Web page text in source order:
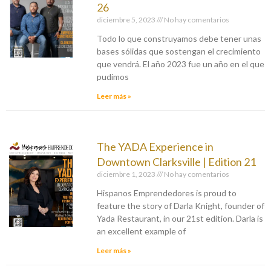
26
diciembre 5, 2023 No hay comentarios
Todo lo que construyamos debe tener unas
bases sólidas que sostengan el crecimiento
que vendrá. El año 2023 fue un año en el que
pudimos
Leer más »
The YADA Experience in
Downtown Clarksville | Edition 21
diciembre 1, 2023 No hay comentarios
Hispanos Emprendedores is proud to
feature the story of Darla Knight, founder of
Yada Restaurant, in our 21st edition. Darla is
an excellent example of
Leer más »